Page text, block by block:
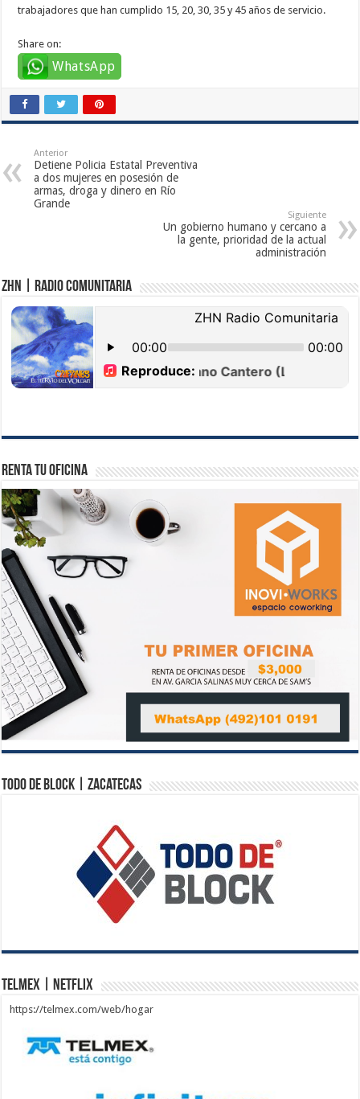
trabajadores que han cumplido 15, 20, 30, 35 y 45 años de servicio.
Share on:
WhatsApp
Anterior
Detiene Policia Estatal Preventiva
a dos mujeres en posesión de
armas, droga y dinero en Río
Grande
Siguiente
Un gobierno humano y cercano a
la gente, prioridad de la actual
administración
ZHN | Radio Comunitaria
Renta tu Oficina
Todo de Block | Zacatecas
Telmex | Netflix
https://telmex.com/web/hogar